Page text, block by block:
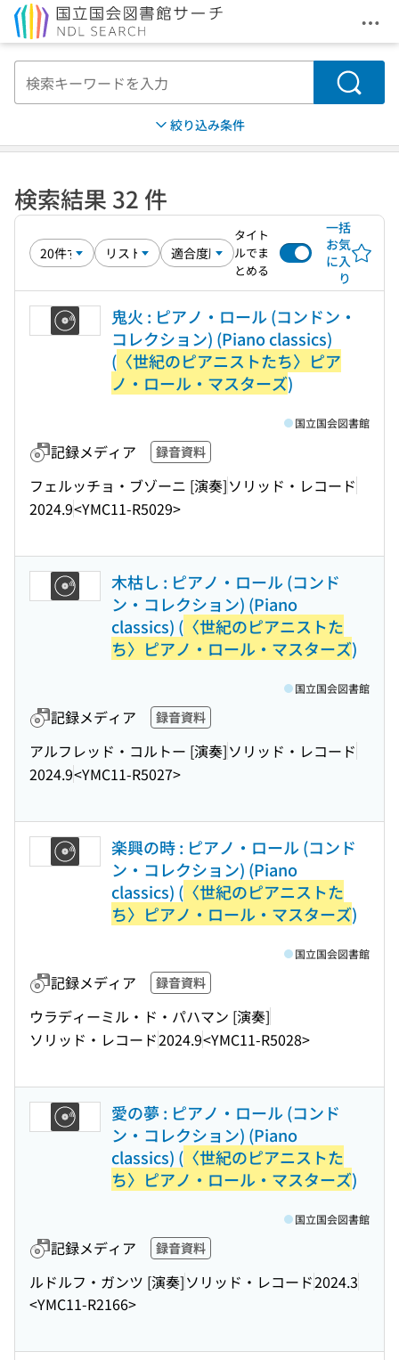
メ
検索
絞り込み条件
検索結果 32 件
タイト
ルでま
とめる
一括
お気
に入
り
鬼火 : ピアノ・ロール (コンドン・
コレクション) (Piano classics)
( 〈世紀のピアニストたち〉ピア
ノ・ロール・マスターズ)
記録メディア 録音資料
フェルッチョ・ブゾーニ [演奏]ソリッド・レコード
2024.9<YMC11-R5029>
国立国会図書館
木枯し : ピアノ・ロール (コンド
ン・コレクション) (Piano
classics) ( 〈世紀のピアニストた
ち〉ピアノ・ロール・マスターズ)
記録メディア 録音資料
アルフレッド・コルトー [演奏]ソリッド・レコード
2024.9<YMC11-R5027>
国立国会図書館
楽興の時 : ピアノ・ロール (コンド
ン・コレクション) (Piano
classics) ( 〈世紀のピアニストた
ち〉ピアノ・ロール・マスターズ)
記録メディア 録音資料
ウラディーミル・ド・パハマン [演奏]
ソリッド・レコード2024.9<YMC11-R5028>
国立国会図書館
愛の夢 : ピアノ・ロール (コンド
ン・コレクション) (Piano
classics) ( 〈世紀のピアニストた
ち〉ピアノ・ロール・マスターズ)
記録メディア 録音資料
ルドルフ・ガンツ [演奏]ソリッド・レコード2024.3
<YMC11-R2166>
国立国会図書館